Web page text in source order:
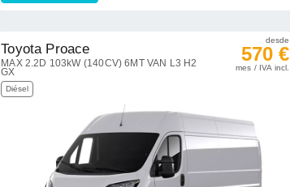
Toyota Proace
MAX 2.2D 103kW (140CV) 6MT VAN L3 H2
GX
Diésel
desde
570 €
mes / IVA incl.